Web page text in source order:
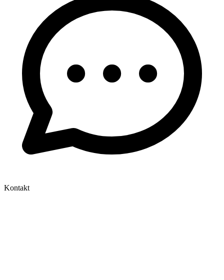
Kontakt